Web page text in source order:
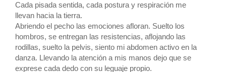
Cada pisada sentida, cada postura y respiración me
llevan hacia la tierra.
Abriendo el pecho las emociones afloran. Suelto los
hombros, se entregan las resistencias, aflojando las
rodillas, suelto la pelvis, siento mi abdomen activo en la
danza. Llevando la atención a mis manos dejo que se
exprese cada dedo con su leguaje propio.